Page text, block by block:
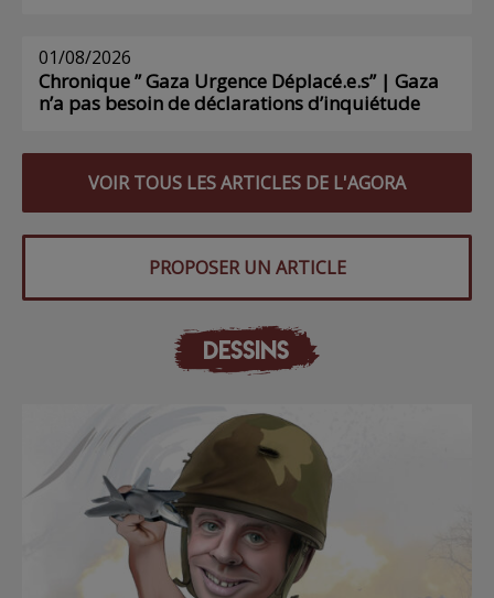
01/08/2026
Chronique ” Gaza Urgence Déplacé.e.s” | Gaza
n’a pas besoin de déclarations d’inquiétude
VOIR TOUS LES ARTICLES DE L'AGORA
PROPOSER UN ARTICLE
DESSINS